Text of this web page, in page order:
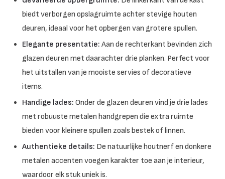
biedt verborgen opslagruimte achter stevige houten
deuren, ideaal voor het opbergen van grotere spullen.
Elegante presentatie: Aan de rechterkant bevinden zich
glazen deuren met daarachter drie planken. Perfect voor
het uitstallen van je mooiste servies of decoratieve
items.
Handige lades: Onder de glazen deuren vind je drie lades
met robuuste metalen handgrepen die extra ruimte
bieden voor kleinere spullen zoals bestek of linnen.
Authentieke details: De natuurlijke houtnerf en donkere
metalen accenten voegen karakter toe aan je interieur,
waardoor elk stuk uniek is.